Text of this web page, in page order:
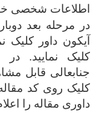
اطلاعات شخصی
در مرحله بعد
آیکون داور کلیک
کلیک نمایید.
جنابعالی قابل
کلیک روی کد
داوری مقاله را